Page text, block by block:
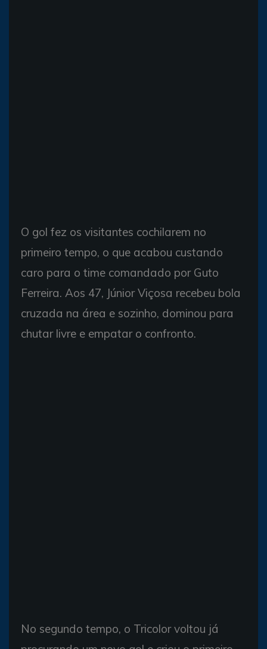
O gol fez os visitantes cochilarem no
primeiro tempo, o que acabou custando
caro para o time comandado por Guto
Ferreira. Aos 47, Júnior Viçosa recebeu bola
cruzada na área e sozinho, dominou para
chutar livre e empatar o confronto.
No segundo tempo, o Tricolor voltou já